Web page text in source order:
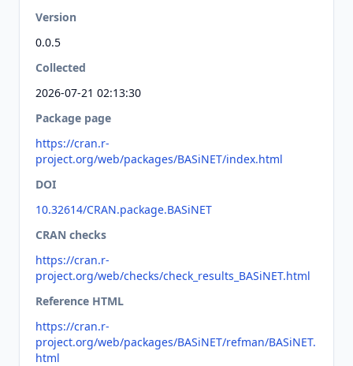
Version
0.0.5
Collected
2026-07-21 02:13:30
Package page
https://cran.r-
project.org/web/packages/BASiNET/index.html
DOI
10.32614/CRAN.package.BASiNET
CRAN checks
https://cran.r-
project.org/web/checks/check_results_BASiNET.html
Reference HTML
https://cran.r-
project.org/web/packages/BASiNET/refman/BASiNET.
html